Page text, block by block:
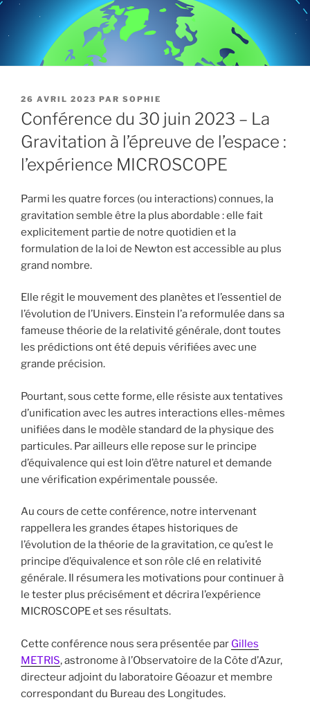
PUBLIÉ
LE
26 AVRIL 2023 PAR SOPHIE
Conférence du 30 juin 2023 – La
Gravitation à l’épreuve de l’espace :
l’expérience MICROSCOPE
Parmi les quatre forces (ou interactions) connues, la
gravitation semble être la plus abordable : elle fait
explicitement partie de notre quotidien et la
formulation de la loi de Newton est accessible au plus
grand nombre.
Elle régit le mouvement des planètes et l’essentiel de
l’évolution de l’Univers. Einstein l’a reformulée dans sa
fameuse théorie de la relativité générale, dont toutes
les prédictions ont été depuis vérifiées avec une
grande précision.
Pourtant, sous cette forme, elle résiste aux tentatives
d’unification avec les autres interactions elles-mêmes
unifiées dans le modèle standard de la physique des
particules. Par ailleurs elle repose sur le principe
d’équivalence qui est loin d’être naturel et demande
une vérification expérimentale poussée.
Au cours de cette conférence, notre intervenant
rappellera les grandes étapes historiques de
l’évolution de la théorie de la gravitation, ce qu’est le
principe d’équivalence et son rôle clé en relativité
générale. Il résumera les motivations pour continuer à
le tester plus précisément et décrira l’expérience
MICROSCOPE et ses résultats.
Cette conférence nous sera présentée par Gilles
METRIS, astronome à l’Observatoire de la Côte d’Azur,
directeur adjoint du laboratoire Géoazur et membre
correspondant du Bureau des Longitudes.